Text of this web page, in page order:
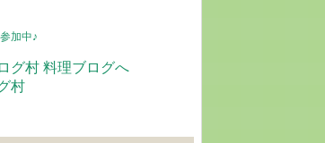
加中♪
村